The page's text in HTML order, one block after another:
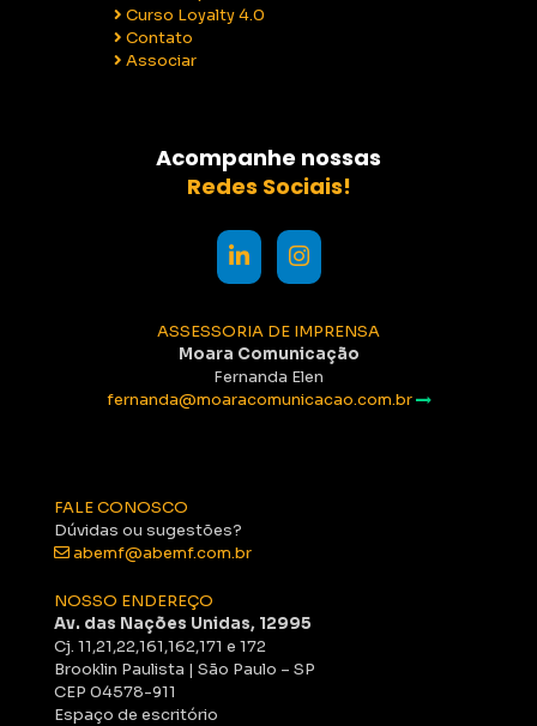
Curso Loyalty 4.0
Contato
Associar
Acompanhe nossas
Redes Sociais!
ASSESSORIA DE IMPRENSA
Moara Comunicação
Fernanda Elen
fernanda@moaracomunicacao.com.br
FALE CONOSCO
Dúvidas ou sugestões?
abemf@abemf.com.br
NOSSO ENDEREÇO
Av. das Nações Unidas, 12995
Cj. 11,21,22,161,162,171 e 172
Brooklin Paulista | São Paulo – SP
CEP 04578-911
Espaço de escritório